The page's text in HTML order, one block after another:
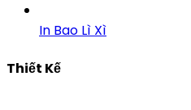
In Bao Lì Xì
Thiết Kế